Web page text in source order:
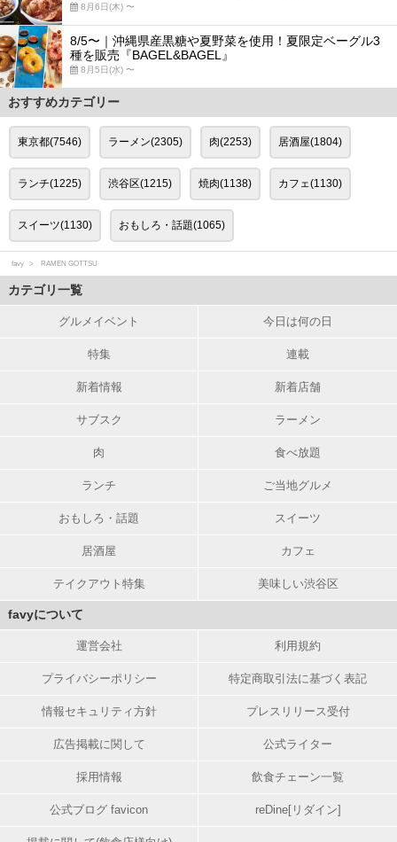
8月6日(木) 〜
8/5〜｜沖縄県産黒糖や夏野菜を使用！夏限定ベーグル3
種を販売『BAGEL&BAGEL』
8月5日(水) 〜
おすすめカテゴリー
東京都(7546) ラーメン(2305) 肉(2253) 居酒屋(1804)
ランチ(1225) 渋谷区(1215) 焼肉(1138) カフェ(1130)
スイーツ(1130) おもしろ・話題(1065)
favy RAMEN GOTTSU
カテゴリ一覧
グルメイベント 今日は何の日
特集 連載
新着情報 新着店舗
サブスク ラーメン
肉 食べ放題
ランチ ご当地グルメ
おもしろ・話題 スイーツ
居酒屋 カフェ
テイクアウト特集 美味しい渋谷区
favyについて
運営会社 利用規約
プライバシーポリシー 特定商取引法に基づく表記
情報セキュリティ方針 プレスリリース受付
広告掲載に関して 公式ライター
採用情報 飲食チェーン一覧
公式ブログ favicon reDine[リダイン]